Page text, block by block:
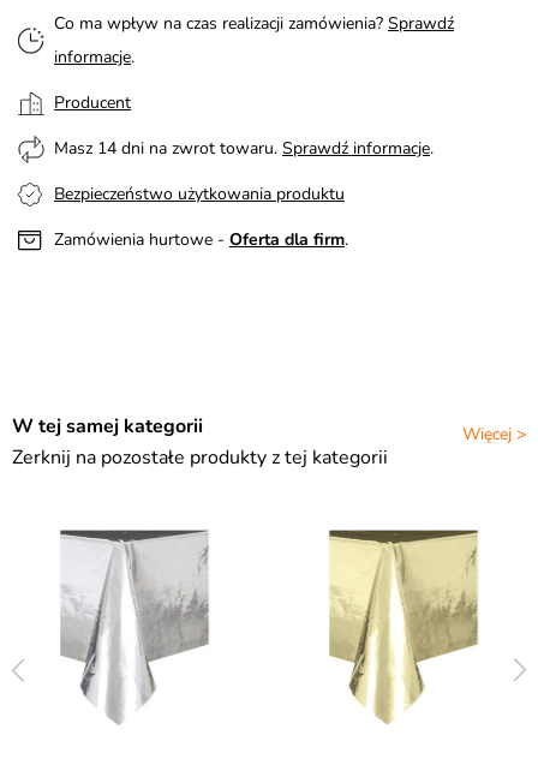
Co ma wpływ na czas realizacji zamówienia? Sprawdź
informacje.
Producent
Masz 14 dni na zwrot towaru. Sprawdź informacje.
Bezpieczeństwo użytkowania produktu
Zamówienia hurtowe - Oferta dla firm.
Więcej >
W tej samej kategorii
Zerknij na pozostałe produkty z tej kategorii